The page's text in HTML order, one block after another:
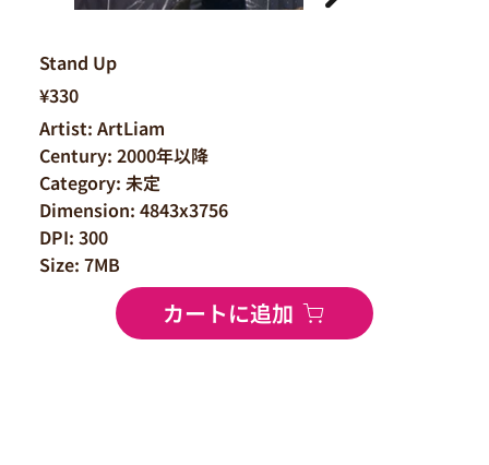
¥330
Artist: ArtLiam
Century: 2000年以降
Category: 未定
Dimension: 4843x3756
DPI: 300
Size: 7MB
カートに追加
Stand Up